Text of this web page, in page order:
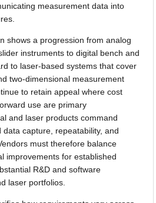
measurement data into
shows a progression from analog
instruments to digital bench and
to laser-based systems that cover
two-dimensional measurement
to retain appeal where cost
use are primary
and laser products command
capture, repeatability, and
must therefore balance
improvements for established
R&D and software
laser portfolios.